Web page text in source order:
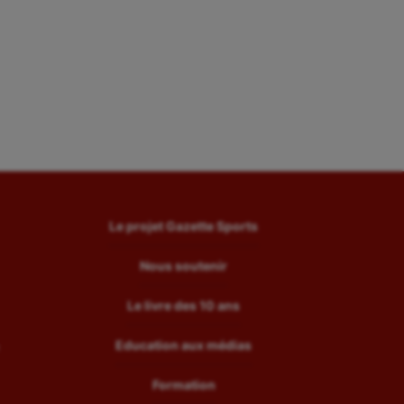
Le projet Gazette Sports
Nous soutenir
Le livre des 10 ans
Education aux médias
Formation